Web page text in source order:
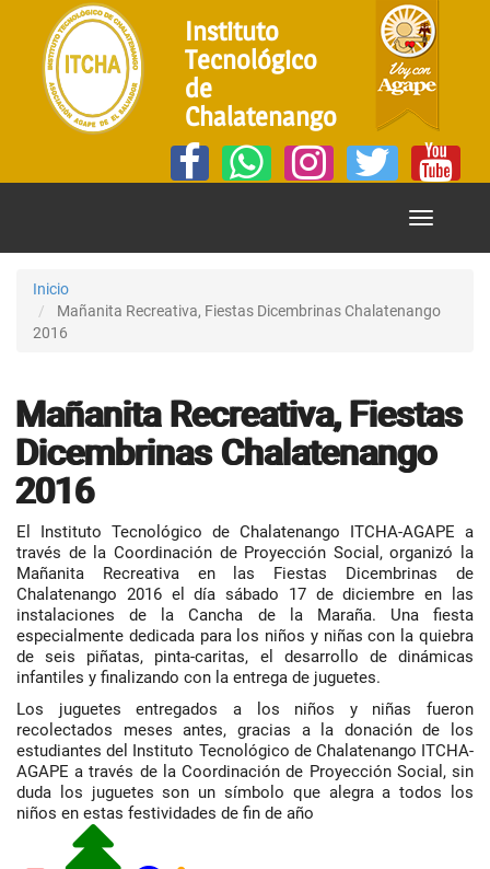
Instituto
Tecnológico
de
Chalatenango
Mostrar
Inicio
Mañanita Recreativa, Fiestas Dicembrinas Chalatenango
2016
Mañanita Recreativa, Fiestas
Dicembrinas Chalatenango
2016
El Instituto Tecnológico de Chalatenango ITCHA-AGAPE a
través de la Coordinación de Proyección Social, organizó la
Mañanita Recreativa en las Fiestas Dicembrinas de
Chalatenango 2016 el día sábado 17 de diciembre en las
instalaciones de la Cancha de la Maraña. Una fiesta
especialmente dedicada para los niños y niñas con la quiebra
de seis piñatas, pinta-caritas, el desarrollo de dinámicas
infantiles y finalizando con la entrega de juguetes.
Los juguetes entregados a los niños y niñas fueron
recolectados meses antes, gracias a la donación de los
estudiantes del Instituto Tecnológico de Chalatenango ITCHA-
AGAPE a través de la Coordinación de Proyección Social, sin
duda los juguetes son un símbolo que alegra a todos los
niños en estas festividades de fin de año